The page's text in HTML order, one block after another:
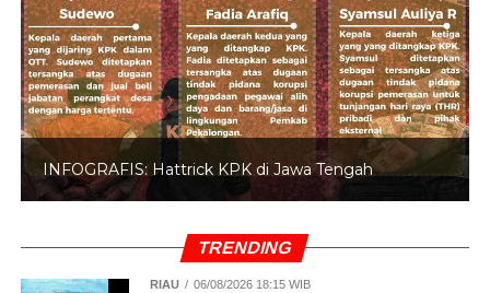
UP NEXT
DPR Desak Prabowo Sikat Habis Mafia Judi
Online
DON'T MISS
DPR: Polri di Bawah Mendagri Berbahaya
INFOGRAFIS: Hattrick KPK di Jawa Tengah
TRENDING
RIAU 06/08/2026 18:15 WIB